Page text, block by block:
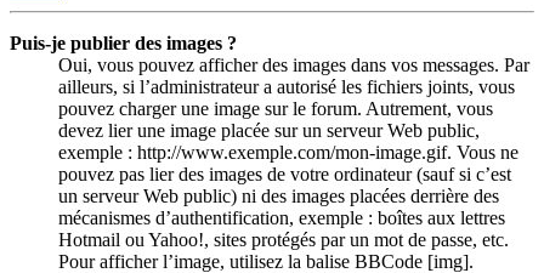
Puis-je publier des images ?
Oui, vous pouvez afficher des images dans vos messages. Par
ailleurs, si l’administrateur a autorisé les fichiers joints, vous
pouvez charger une image sur le forum. Autrement, vous
devez lier une image placée sur un serveur Web public,
exemple : http://www.exemple.com/mon-image.gif. Vous ne
pouvez pas lier des images de votre ordinateur (sauf si c’est
un serveur Web public) ni des images placées derrière des
mécanismes d’authentification, exemple : boîtes aux lettres
Hotmail ou Yahoo!, sites protégés par un mot de passe, etc.
Pour afficher l’image, utilisez la balise BBCode [img].